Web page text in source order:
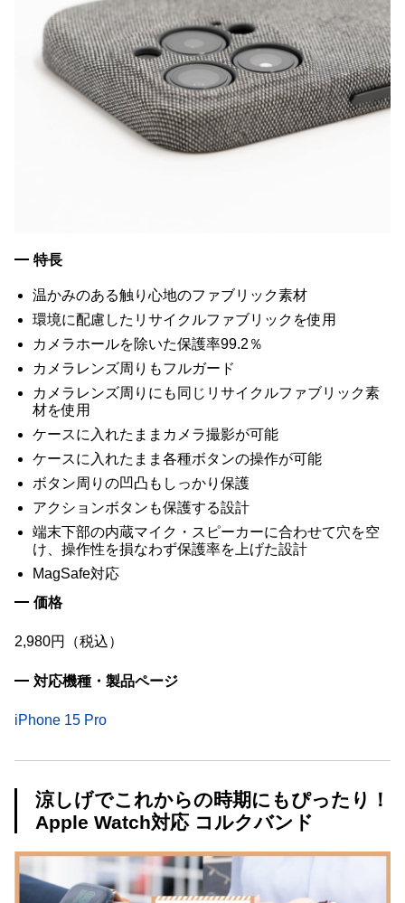
特長
温かみのある触り心地のファブリック素材
環境に配慮したリサイクルファブリックを使用
カメラホールを除いた保護率99.2％
カメラレンズ周りもフルガード
カメラレンズ周りにも同じリサイクルファブリック素
材を使用
ケースに入れたままカメラ撮影が可能
ケースに入れたまま各種ボタンの操作が可能
ボタン周りの凹凸もしっかり保護
アクションボタンも保護する設計
端末下部の内蔵マイク・スピーカーに合わせて穴を空
け、操作性を損なわず保護率を上げた設計
MagSafe対応
価格
2,980円（税込）
対応機種・製品ページ
iPhone 15 Pro
涼しげでこれからの時期にもぴったり！
Apple Watch対応 コルクバンド